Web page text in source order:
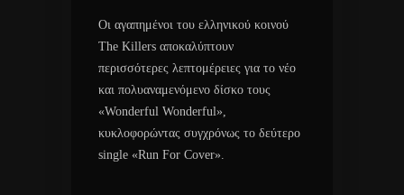
Οι αγαπημένοι του ελληνικού κοινού
The Killers αποκαλύπτουν
περισσότερες λεπτομέρειες για το νέο
και πολυαναμενόμενο δίσκο τους
«Wonderful Wonderful»,
κυκλοφορώντας συγχρόνως το δεύτερο
single «Run For Cover».